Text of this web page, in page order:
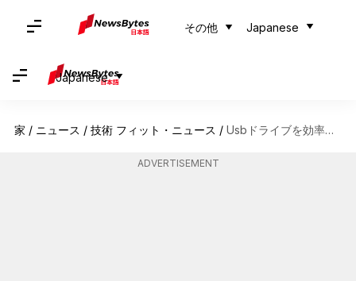
その他 Japanese
Japanese
家 / ニュース / 技術 フィット・ニュース / Usbドライブを効率的に暗号化する方法
ADVERTISEMENT